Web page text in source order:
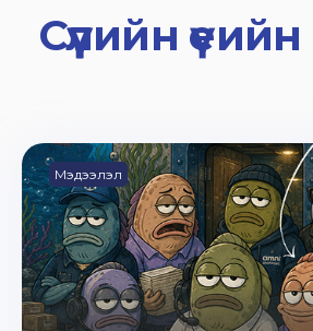
Сүүлийн
Мэдээлэл